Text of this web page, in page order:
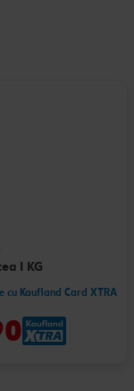
I KG
cu Kaufland Card XTRA